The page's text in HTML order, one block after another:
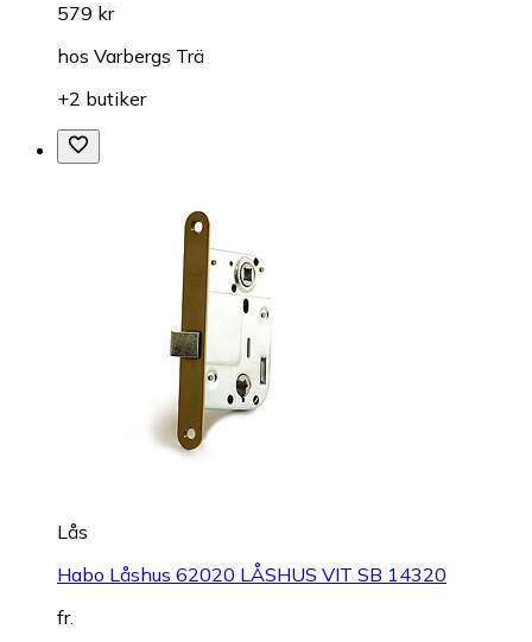
579 kr
hos Varbergs Trä
+2 butiker
Lås
Habo Låshus 62020 LÅSHUS VIT SB 14320
fr.